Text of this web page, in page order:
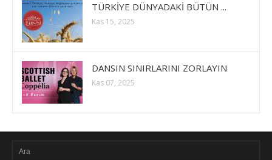
TÜRKİYE DÜNYADAKİ BÜTÜN ...
Kas 15, 2025
DANSIN SINIRLARINI ZORLAYIN
Kas 07, 2025